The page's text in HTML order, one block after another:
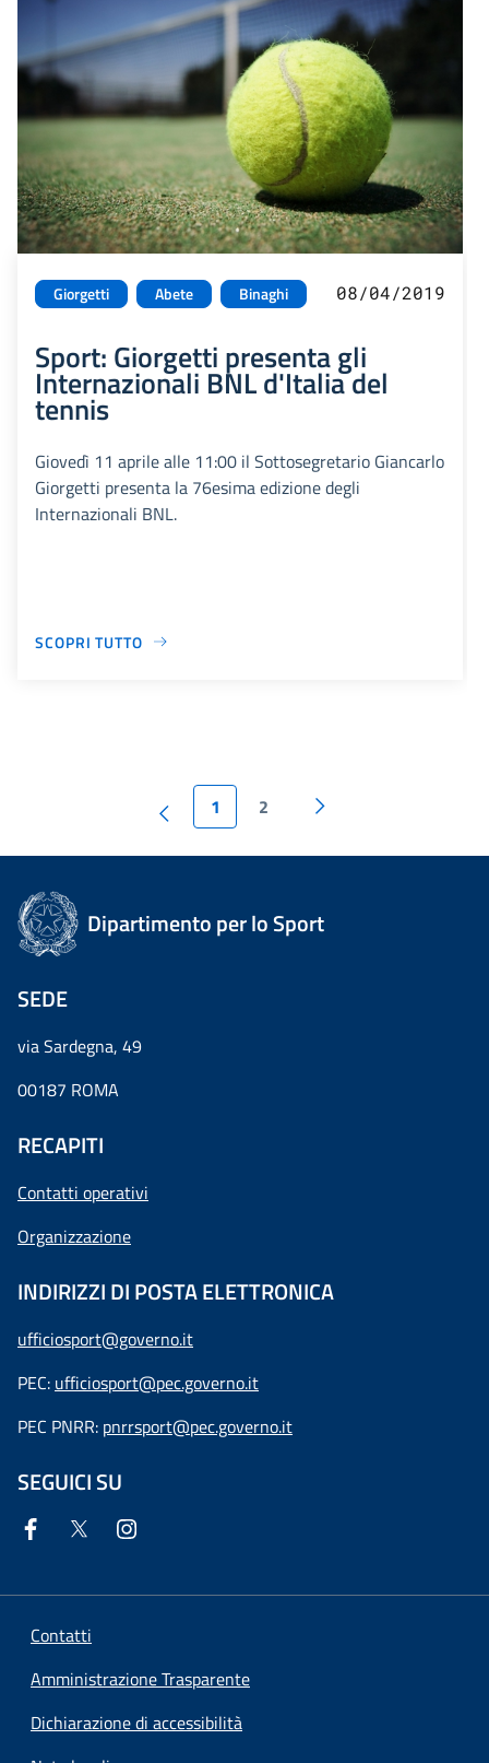
Giorgetti Abete Binaghi 08/04/2019
Sport: Giorgetti presenta gli
Internazionali BNL d'Italia del
tennis
Giovedì 11 aprile alle 11:00 il Sottosegretario Giancarlo
Giorgetti presenta la 76esima edizione degli
Internazionali BNL.
SCOPRI TUTTO
1 2
Dipartimento per lo Sport
SEDE
via Sardegna, 49
00187 ROMA
RECAPITI
Contatti operativi
Organizzazione
INDIRIZZI DI POSTA ELETTRONICA
ufficiosport@governo.it
PEC: ufficiosport@pec.governo.it
PEC PNRR: pnrrsport@pec.governo.it
SEGUICI SU
Contatti
Amministrazione Trasparente
Dichiarazione di accessibilità